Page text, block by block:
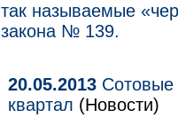
так называемые
закона № 139.
20.05.2013 Сотовые
квартал (Новости)